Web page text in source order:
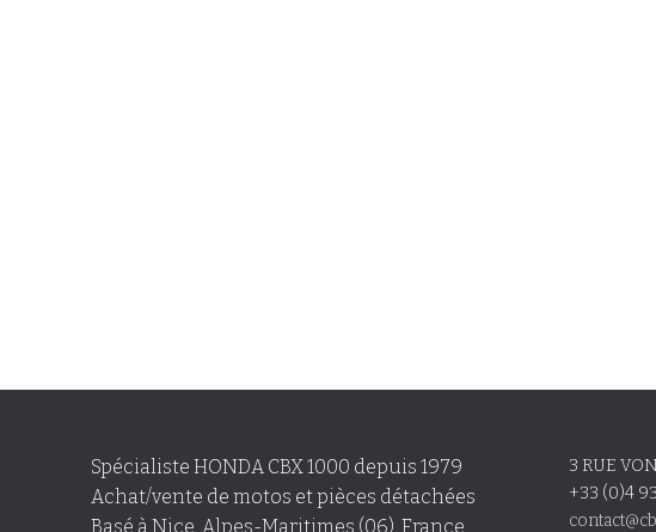
Spécialiste HONDA CBX 1000 depuis 1979
Achat/vente de motos et pièces détachées
Basé à Nice, Alpes-Maritimes (06), France
3 RUE
+33 (0)4